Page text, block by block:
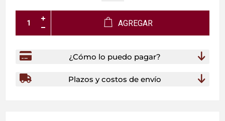
AGREGAR
¿Cómo lo puedo pagar?
Plazos y costos de envío